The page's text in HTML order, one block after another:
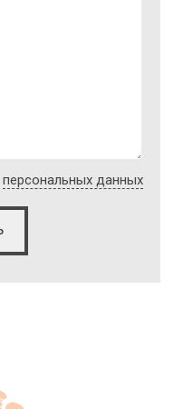
персональных данных